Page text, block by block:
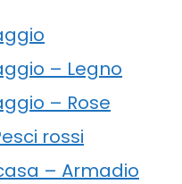
– Legno
– Rose
rossi
– Armadio